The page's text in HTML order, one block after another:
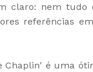
claro: nem tudo
referências
Chaplin' é uma